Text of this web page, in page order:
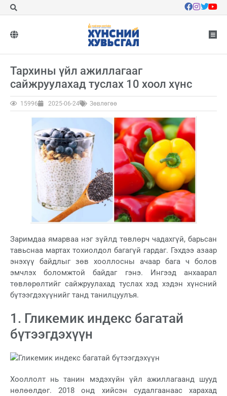
Тархины үйл ажиллагааг
сайжруулахад туслах 10 хоол хүнс
15996 2025-06-24 Зөвлөгөө
Заримдаа ямарваа нэг зүйлд төвлөрч чадахгүй, барьсан
тавьснаа мартах тохиолдол багагүй гардаг. Гэхдээ азаар
энэхүү байдлыг зөв хооллосны ачаар бага ч болов
эмчлэх боломжтой байдаг гэнэ. Ингээд анхаарал
төвлөрөлтийг сайжруулахад туслах хэд хэдэн хүнсний
бүтээгдэхүүнийг танд танилцуулъя.
1. Гликемик индекс багатай
бүтээгдэхүүн
Хооллолт нь танин мэдэхүйн үйл ажиллагаанд шууд
нөлөөлдөг. 2018 онд хийсэн судалгаанаас харахад